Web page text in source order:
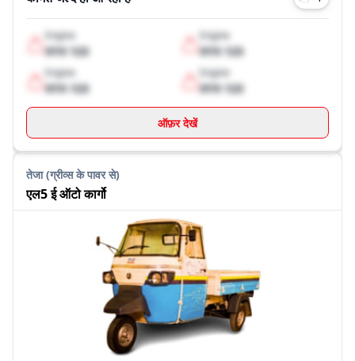
Engine
XYX 123
Engine
XYX 123
Engine
XYX 123
Engine
XYX 123
ऑफ़र देखें
तेजा (ग्रीव्स के पावर से)
एल5 ई ऑटो कार्गो